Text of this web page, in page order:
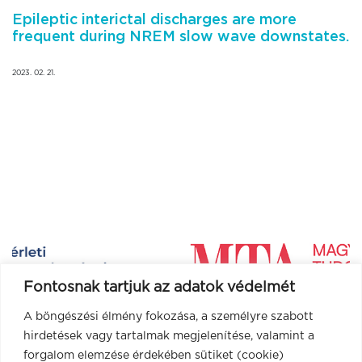
Fontosnak tartjuk az adatok védelmét
A böngészési élmény fokozása, a személyre szabott
hirdetések vagy tartalmak megjelenítése, valamint a
forgalom elemzése érdekében sütiket (cookie)
Epileptic interictal discharges are more
frequent during NREM slow wave downstates.
2023. 02. 21.